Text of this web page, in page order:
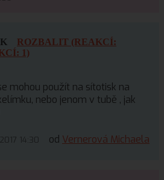
ROZBALIT (REAKCÍ:
1)
mohou použít na sítotisk na
nebo jenom v tubě , jak
14:30 od Vernerová Michaela